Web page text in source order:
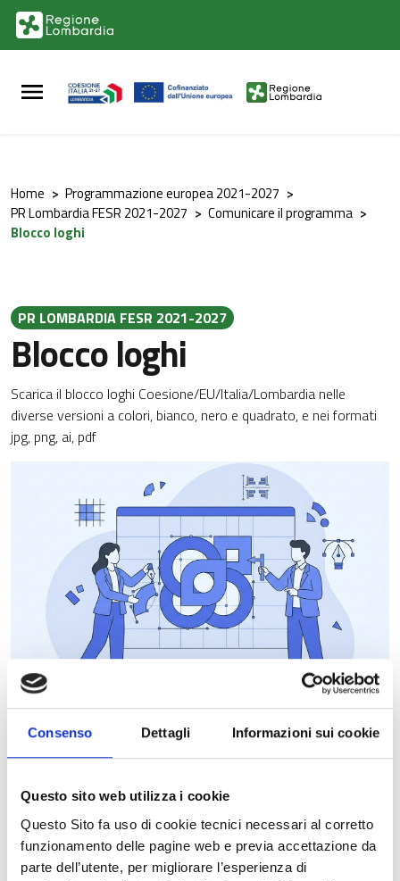
Consenso Dettagli Informazioni sui cookie
Questo sito web utilizza i cookie
Questo Sito fa uso di cookie tecnici necessari al corretto
funzionamento delle pagine web e previa accettazione da
parte dell’utente, per migliorare l’esperienza di
Vai al contenuto principale
Vai al footer
Home > Programmazione europea 2021-2027 >
PR Lombardia FESR 2021-2027 > Comunicare il programma >
Blocco loghi
PR LOMBARDIA FESR 2021-2027
Blocco loghi
Scarica il blocco loghi Coesione/EU/Italia/Lombardia nelle
diverse versioni a colori, bianco, nero e quadrato, e nei formati
jpg, png, ai, pdf
Tutte le iniziative ed i prodotti di informazione e comunicazione
relative ai progetti finanziati dal PR FSESR 2021-2027 di
loghi composto da:
logo
Coesione Italia 21-27 | Lombardia
emblema dell’
Unione europea , la cui altezza non può mai